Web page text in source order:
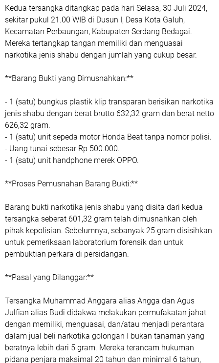
Kedua tersangka ditangkap pada hari Selasa, 30 Juli 2024,
sekitar pukul 21.00 WIB di Dusun I, Desa Kota Galuh,
Kecamatan Perbaungan, Kabupaten Serdang Bedagai.
Mereka tertangkap tangan memiliki dan menguasai
narkotika jenis shabu dengan jumlah yang cukup besar.
**Barang Bukti yang Dimusnahkan:**
- 1 (satu) bungkus plastik klip transparan berisikan narkotika
jenis shabu dengan berat brutto 632,32 gram dan berat netto
626,32 gram.
- 1 (satu) unit sepeda motor Honda Beat tanpa nomor polisi.
- Uang tunai sebesar Rp 500.000.
- 1 (satu) unit handphone merek OPPO.
**Proses Pemusnahan Barang Bukti:**
Barang bukti narkotika jenis shabu yang disita dari kedua
tersangka seberat 601,32 gram telah dimusnahkan oleh
pihak kepolisian. Sebelumnya, sebanyak 25 gram disisihkan
untuk pemeriksaan laboratorium forensik dan untuk
pembuktian perkara di persidangan.
**Pasal yang Dilanggar:**
Tersangka Muhammad Anggara alias Angga dan Agus
Julfian alias Budi didakwa melakukan permufakatan jahat
dengan memiliki, menguasai, dan/atau menjadi perantara
dalam jual beli narkotika golongan I bukan tanaman yang
beratnya lebih dari 5 gram. Mereka terancam hukuman
pidana penjara maksimal 20 tahun dan minimal 6 tahun,